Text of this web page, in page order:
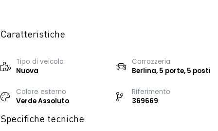
Caratteristiche
Tipo di veicolo
Nuova
Carrozzeria
Berlina, 5 porte, 5 posti
Colore esterno
Verde Assoluto
Riferimento
369669
Specifiche tecniche